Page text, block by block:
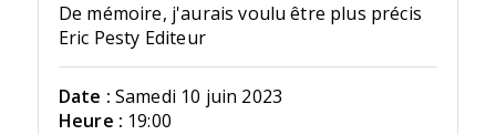
De mémoire, j'aurais voulu être plus précis
Eric Pesty Editeur
Date : Samedi 10 juin 2023
Heure : 19:00